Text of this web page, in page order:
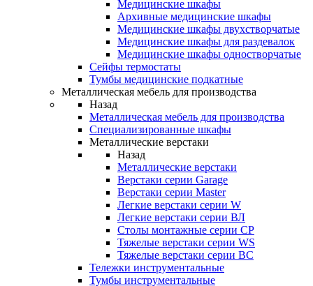
Медицинские шкафы
Архивные медицинские шкафы
Медицинские шкафы двухстворчатые
Медицинские шкафы для раздевалок
Медицинские шкафы одностворчатые
Сейфы термостаты
Тумбы медицинские подкатные
Металлическая мебель для производства
Назад
Металлическая мебель для производства
Cпециализированные шкафы
Металлические верстаки
Назад
Металлические верстаки
Верстаки серии Garage
Верстаки серии Master
Легкие верстаки серии W
Легкие верстаки серии ВЛ
Столы монтажные серии СР
Тяжелые верстаки серии WS
Тяжелые верстаки серии ВС
Тележки инструментальные
Тумбы инструментальные